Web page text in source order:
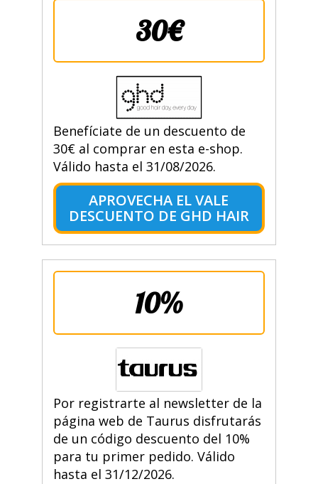
30€
Benefíciate de un descuento de
30€ al comprar en esta e-shop.
Válido hasta el 31/08/2026.
APROVECHA EL VALE
DESCUENTO DE GHD HAIR
10%
Por registrarte al newsletter de la
página web de Taurus disfrutarás
de un código descuento del 10%
para tu primer pedido. Válido
hasta el 31/12/2026.